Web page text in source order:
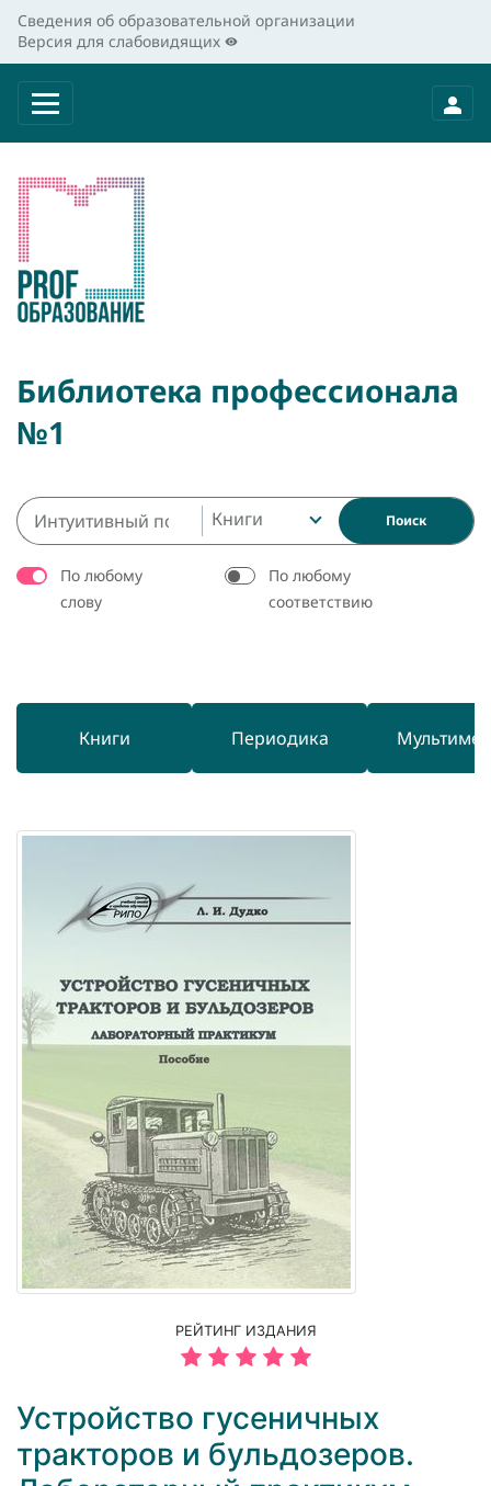
Сведения об образовательной организации
Версия для слабовидящих
Библиотека профессионала
№1
Книги Поиск
По любому
слову
По любому
соответствию
Книги Периодика
РЕЙТИНГ ИЗДАНИЯ
Устройство гусеничных
тракторов и бульдозеров.